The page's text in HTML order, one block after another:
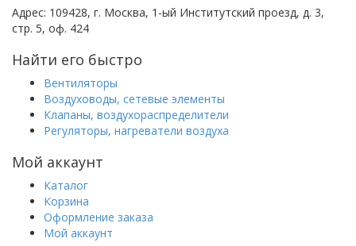
Адрес: 109428, г. Москва, 1-ый Институтский проезд, д. 3,
стр. 5, оф. 424
Найти его быстро
Вентиляторы
Воздуховоды, сетевые элементы
Клапаны, воздухораспределители
Регуляторы, нагреватели воздуха
Мой аккаунт
Каталог
Корзина
Оформление заказа
Мой аккаунт